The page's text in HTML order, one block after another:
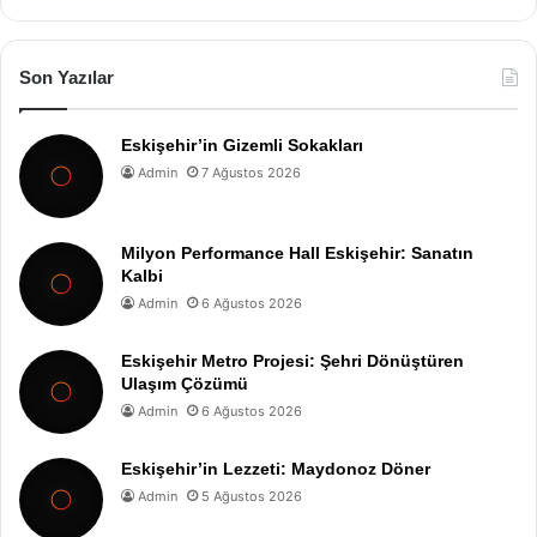
Son Yazılar
Eskişehir’in Gizemli Sokakları
Admin 7 Ağustos 2026
Milyon Performance Hall Eskişehir: Sanatın
Kalbi
Admin 6 Ağustos 2026
Eskişehir Metro Projesi: Şehri Dönüştüren
Ulaşım Çözümü
Admin 6 Ağustos 2026
Eskişehir’in Lezzeti: Maydonoz Döner
Admin 5 Ağustos 2026